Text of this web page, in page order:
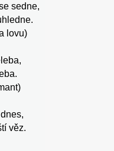
sedne,
lovu)
věz.